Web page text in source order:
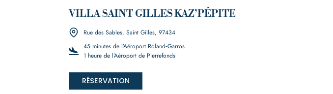
VILLA SAINT GILLES KAZ’PÉPITE
Rue des Sables, Saint Gilles, 97434
45 minutes de l’Aéroport Roland‑Garros
1 heure de l’Aéroport de Pierrefonds
RÉSERVATION